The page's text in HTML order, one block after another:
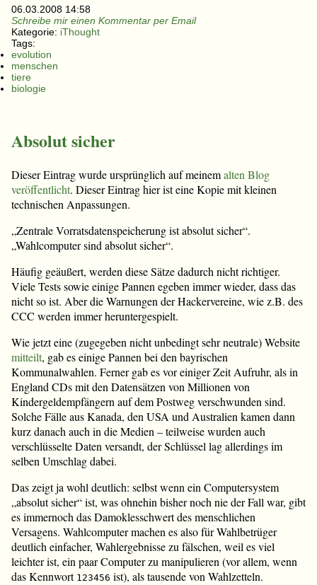
06.03.2008 14:58
Schreibe mir einen Kommentar per Email
Kategorie: iThought
Tags:
evolution
menschen
tiere
biologie
Absolut sicher
Dieser Eintrag wurde ursprünglich auf meinemalten Blog
veröffentlicht. Dieser Eintrag hier ist eine Kopie mit kleinen
technischen Anpassungen.
„Zentrale Vorratsdatenspeicherung ist absolut sicher“.
„Wahlcomputer sind absolut sicher“.
Häufig geäußert, werden diese Sätze dadurch nicht richtiger.
Viele Tests sowie einige Pannen egeben immer wieder, dass das
nicht so ist. Aber die Warnungen der Hackervereine, wie z.B. des
CCC werden immer heruntergespielt.
Wie jetzt eine (zugegeben nicht unbedingt sehr neutrale) Website
mitteilt, gab es einige Pannen bei den bayrischen
Kommunalwahlen. Ferner gab es vor einiger Zeit Aufruhr, als in
England CDs mit den Datensätzen von Millionen von
Kindergeldempfängern auf dem Postweg verschwunden sind.
Solche Fälle aus Kanada, den USA und Australien kamen dann
kurz danach auch in die Medien – teilweise wurden auch
verschlüsselte Daten versandt, der Schlüssel lag allerdings im
selben Umschlag dabei.
Das zeigt ja wohl deutlich: selbst wenn ein Computersystem
„absolut sicher“ ist, was ohnehin bisher noch nie der Fall war, gibt
es immernoch das Damoklesschwert des menschlichen
Versagens. Wahlcomputer machen es also für Wahlbetrüger
deutlich einfacher, Wahlergebnisse zu fälschen, weil es viel
leichter ist, ein paar Computer zu manipulieren (vor allem, wenn
das Kennwort 123456 ist), als tausende von Wahlzetteln.